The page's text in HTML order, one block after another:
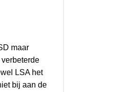
maar
LSA het
bij aan de